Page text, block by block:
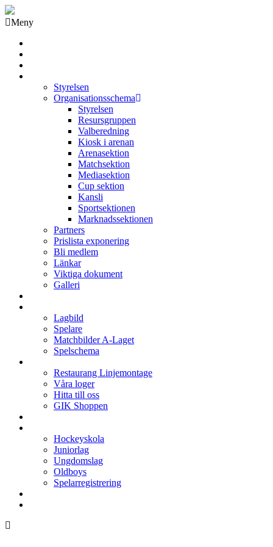
Meny
Styrelsen
Organisationsschema
Styrelsen
Resursgruppen
Valberedning
Kiosk i arenan
Arenasektion
Matchsektion
Mediasektion
Cup sektion
Kansli
Sportsektionen
Marknadssektionen
Partners
Prislista exponering
Bli medlem
Länkar
Viktiga dokument
Galleri
Lagbild
Spelare
Matchbilder A-Laget
Spelschema
Restaurang Linjemontage
Våra loger
Hitta till oss
GIK Shoppen
Hockeyskola
Juniorlag
Ungdomslag
Oldboys
Spelarregistrering